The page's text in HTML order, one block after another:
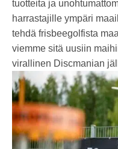
tuotteita ja
harrastajille ympäri
tehdä frisbeegolfista
viemme sitä uusiin
virallinen Discmanian